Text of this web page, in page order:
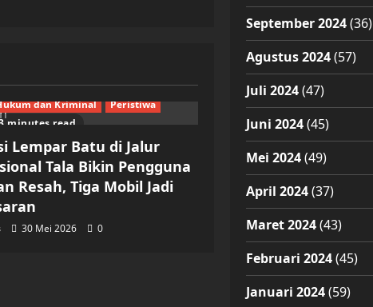
minutes read
dan Kriminal Peristiwa
Lempar Batu di Jalur
Tala Bikin Pengguna
Resah, Tiga Mobil Jadi
30 Mei 2026 0
September 2024(36)
Agustus 2024(57)
Juli 2024(47)
Juni 2024(45)
Mei 2024(49)
April 2024(37)
Maret 2024(43)
Februari 2024(45)
Januari 2024(59)